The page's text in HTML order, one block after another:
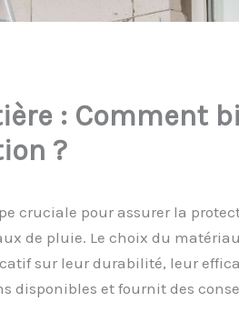
: Comment
?
cruciale pour assurer la
de pluie. Le choix du
sur leur durabilité, leur
disponibles et fournit des